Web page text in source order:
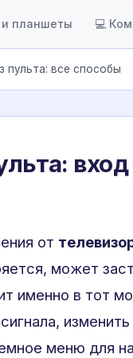
планшеты 💻
пульта: все способы
вход
от
может
именно в тот
изменить
меню для